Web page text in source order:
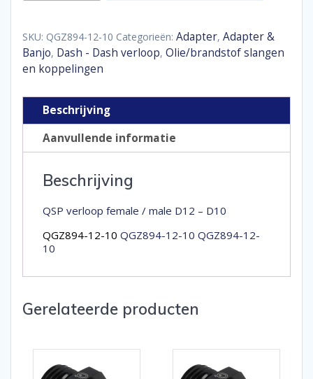
D12
-
D10
aantal
SKU: QGZ894-12-10 Categorieën: Adapter, Adapter &
Banjo, Dash - Dash verloop, Olie/brandstof slangen
en koppelingen
Beschrijving
Aanvullende informatie
Beschrijving
QSP verloop female / male D12 – D10
QGZ894-12-10 QGZ894-12-10 QGZ894-12-
10
Gerelateerde producten